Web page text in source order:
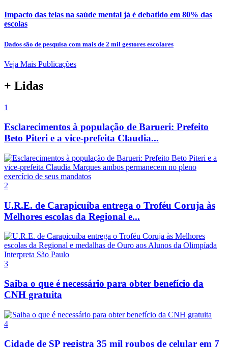
Impacto das telas na saúde mental já é debatido em 80% das
escolas
Dados são de pesquisa com mais de 2 mil gestores escolares
Veja Mais Publicações
+ Lidas
1
Esclarecimentos à população de Barueri: Prefeito
Beto Piteri e a vice-prefeita Claudia...
2
U.R.E. de Carapicuíba entrega o Troféu Coruja às
Melhores escolas da Regional e...
3
Saiba o que é necessário para obter benefício da
CNH gratuita
4
Cidade de SP registra 35 mil roubos de celular em 7